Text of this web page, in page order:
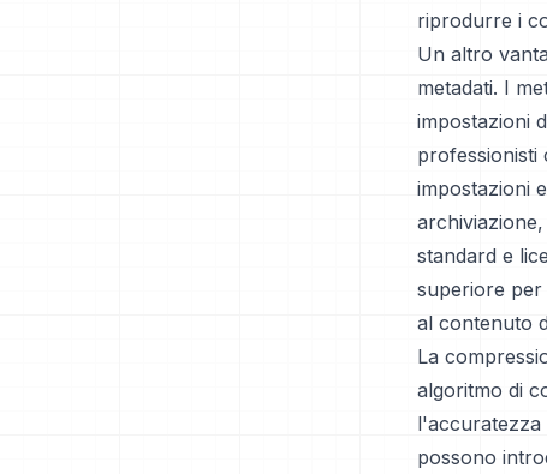
riprodurre i
Un altro
metadati. I
impostazioni
professionisti
impostazioni
standard e
superiore per
al contenuto
La
algoritmo di
l'accuratezza
possono